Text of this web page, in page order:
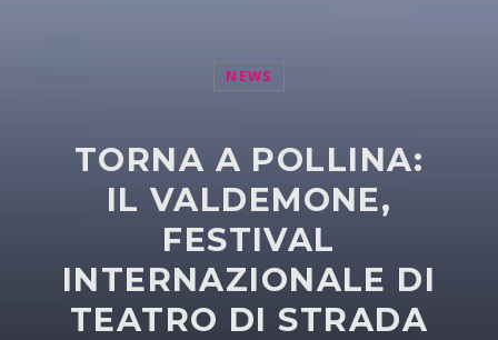
NEWS
TORNA A POLLINA:
IL VALDEMONE,
FESTIVAL
INTERNAZIONALE DI
TEATRO DI STRADA